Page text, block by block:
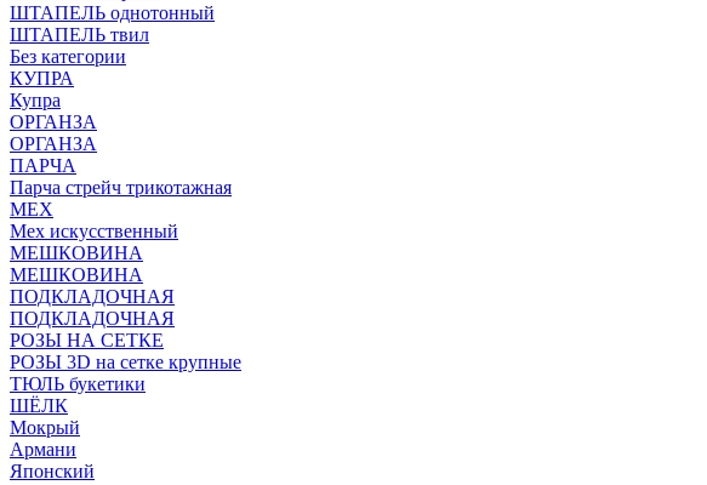
ШТАПЕЛЬ однотонный
ШТАПЕЛЬ твил
Без категории
КУПРА
Купра
ОРГАНЗА
ОРГАНЗА
ПАРЧА
Парча стрейч трикотажная
МЕХ
Мех искусственный
МЕШКОВИНА
МЕШКОВИНА
ПОДКЛАДОЧНАЯ
ПОДКЛАДОЧНАЯ
РОЗЫ НА СЕТКЕ
РОЗЫ 3D на сетке крупные
ТЮЛЬ букетики
ШЁЛК
Мокрый
Армани
Японский